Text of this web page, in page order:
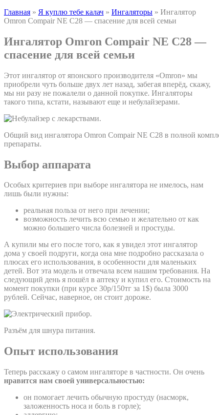
Главная » Я куплю тебе калач » Ингаляторы » Ингалятор
Omron Compair NE C28 — спасение для всей семьи
Ингалятор Omron Compair NE C28 —
спасение для всей семьи
Этот ингалятор от японского производителя «Omron» мы
приобрели чуть больше двух лет назад, забегая вперёд, скажу,
мы ни разу не пожалели о данной покупке. Ингаляторы
такого типа, кстати, называют еще и небулайзерами.
Общий вид ингалятора Omron Compair NE C28 в полной
препараты.
Выбор аппарата
Особых критериев при выборе ингалятора не имелось, нам
лишь были нужны:
реальная польза от него при лечении;
возможность лечить всю семью и желательно от как
можно большего числа болезней и простуды.
А купили мы его после того, как я увидел этот ингалятор
дома у своей подруги, когда она мне подробно рассказала о
плюсах его использования, в особенности для маленьких
детей. Вот эта модель и отвечала всем нашим требования. На
следующий день я пошёл в аптеку и купил его. Стоимость на
момент покупки (при курсе 30р/150тг за 1$) была 3000
рублей. Сейчас, наверное, он стоит дороже.
Разъём для шнура питания.
Опыт использования
Теперь расскажу о самом ингаляторе в частности. Он очень
нравится нам своей универсальностью:
он помогает лечить обычную простуду (насморк,
заложенность носа и боль в горле);